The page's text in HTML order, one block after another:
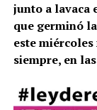
junto a lavaca
que germinó
este miércoles
siempre, en